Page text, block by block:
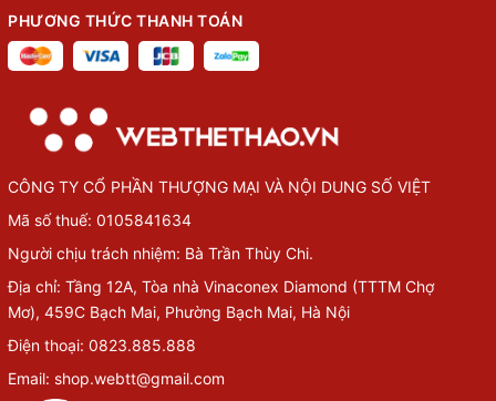
PHƯƠNG THỨC THANH TOÁN
CÔNG TY CỔ PHẦN THƯỢNG MẠI VÀ NỘI DUNG SỐ VIỆT
Mã số thuế: 0105841634
Người chịu trách nhiệm: Bà Trần Thùy Chi.
Địa chỉ: Tầng 12A, Tòa nhà Vinaconex Diamond (TTTM Chợ
Mơ), 459C Bạch Mai, Phường Bạch Mai, Hà Nội
Điện thoại: 0823.885.888
Email: shop.webtt@gmail.com